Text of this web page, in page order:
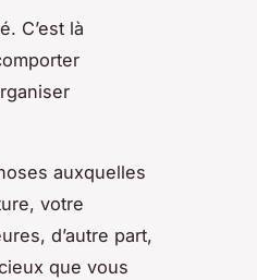
C’est là
auxquelles
votre
d’autre part,
que vous